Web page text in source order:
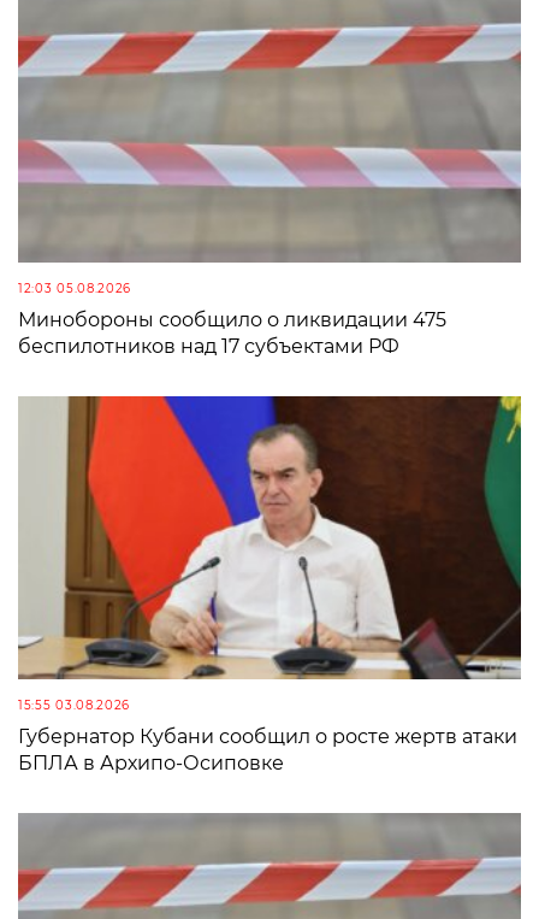
12:03 05.08.2026
Минобороны сообщило о ликвидации 475
беспилотников над 17 субъектами РФ
15:55 03.08.2026
Губернатор Кубани сообщил о росте жертв атаки
БПЛА в Архипо-Осиповке